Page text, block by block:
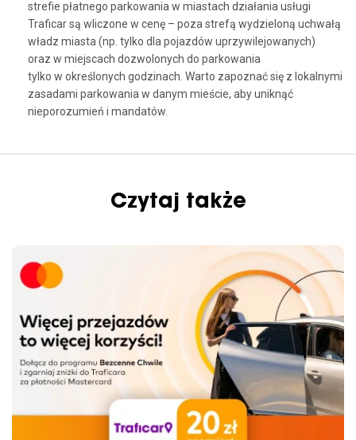
strefie płatnego parkowania w miastach działania usługi
Traficar są wliczone w cenę – poza strefą wydzieloną uchwałą
władz miasta (np. tylko dla pojazdów uprzywilejowanych)
oraz w miejscach dozwolonych do parkowania
tylko w określonych godzinach. Warto zapoznać się z lokalnymi
zasadami parkowania w danym mieście, aby uniknąć
nieporozumień i mandatów.
Czytaj także